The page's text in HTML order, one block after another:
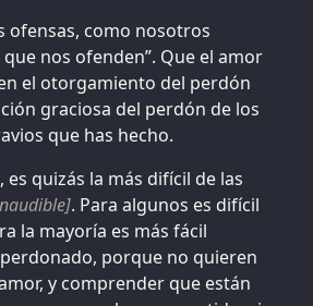
ofensas, como nosotros
nos ofenden”. Que el amor
el otorgamiento del perdón
graciosa del perdón de los
que has hecho.
es quizás la más difícil de las
. Para algunos es difícil
la mayoría es más fácil
porque no quieren
y comprender que están